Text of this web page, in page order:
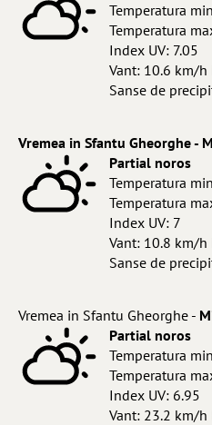
Temperatura
Temperatura
Index UV: 7.05
Vant: 10.6 km/h
Sanse de
Vremea in Sfantu Gheorghe -
Partial noros
Temperatura
Temperatura
Index UV: 7
Vant: 10.8 km/h
Sanse de
Vremea in Sfantu Gheorghe -
Partial noros
Temperatura
Temperatura
Index UV: 6.95
Vant: 23.2 km/h